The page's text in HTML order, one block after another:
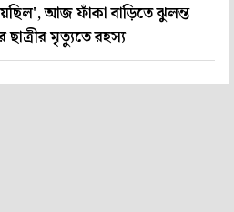
আজ ফাঁকা বাড়িতে ঝুলন্ত
ছাত্রীর মৃত্যুতে রহস্য